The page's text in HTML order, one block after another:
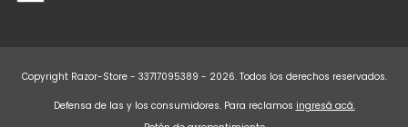
Copyright Razor-Store - 33717095389 - 2026. Todos los derechos reservados.
Defensa de las y los consumidores. Para reclamos ingresá acá.